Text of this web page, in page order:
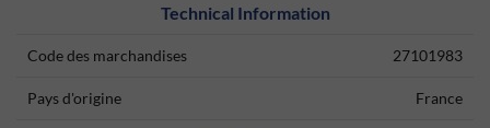
Technical Information
Code des marchandises 27101983
Pays d'origine France